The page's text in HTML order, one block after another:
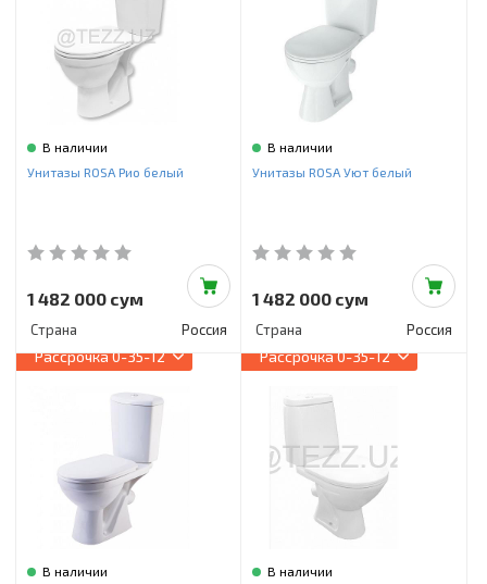
В наличии
Унитазы ROSA Рио белый
1 482 000 сум
Страна Россия
В наличии
Унитазы ROSA Уют белый
1 482 000 сум
Страна Россия
Рассрочка0-35-12
В наличии
Рассрочка0-35-12
В наличии